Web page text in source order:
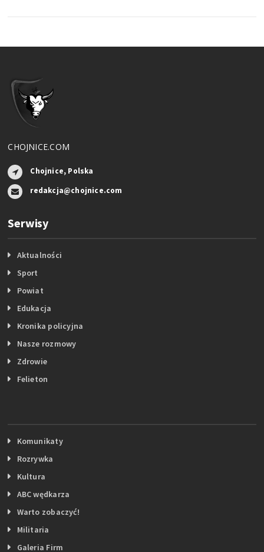
CHOJNICE.COM
Chojnice, Polska
redakcja@chojnice.com
Serwisy
Aktualności
Sport
Powiat
Edukacja
Kronika policyjna
Nasze rozmowy
Zdrowie
Felieton
Komunikaty
Rozrywka
Kultura
ABC wędkarza
Warto zobaczyć!
Militaria
Galeria Firm